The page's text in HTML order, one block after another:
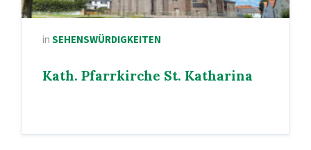
in SEHENSWÜRDIGKEITEN
Kath. Pfarrkirche St. Katharina